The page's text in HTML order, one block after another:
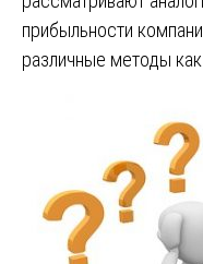
прибыльности
различные методы